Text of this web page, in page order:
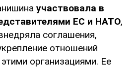
участвовала в
ЕС и НАТО,
соглашения,
отношений
организациями. Ее